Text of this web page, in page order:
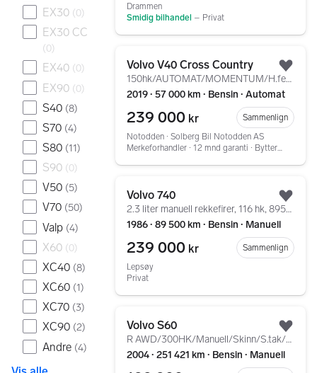
EX30 (0)
EX30 CC
(0)
EX40 (0)
EX90 (0)
S40 (8)
S70 (4)
S80 (11)
S90 (0)
V50 (5)
V70 (50)
Valp (4)
X60 (0)
XC40 (8)
XC60 (1)
XC70 (3)
XC90 (2)
Andre (4)
Drammen
Smidig bilhandel – Privat
Volvo V40 Cross Country
150hk/AUTOMAT/MOMENTUM/H.feste/skinn/kupevarmer++
2019 ∙ 57 000 km ∙ Bensin ∙ Automat
239 000 kr
Sammenlign
Notodden ∙ Solberg Bil Notodden AS
Merkeforhandler ∙ 12 mnd garanti ∙ Bytterett ∙ Service
Volvo 740
2.3 liter manuell rekkefirer, 116 hk, 89500 km
1986 ∙ 89 500 km ∙ Bensin ∙ Manuell
239 000 kr
Sammenlign
Lepsøy
Privat
Volvo S60
R AWD/300HK/Manuell/Skinn/S.tak/C-Four/18``/PEN
2004 ∙ 251 421 km ∙ Bensin ∙ Manuell